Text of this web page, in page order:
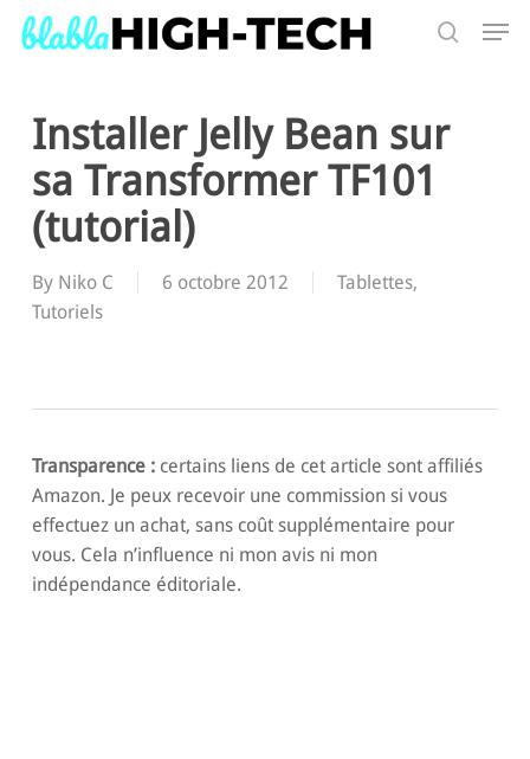
Skip
Installer Jelly Bean sur
sa Transformer TF101
(tutorial)
By Niko C 6 octobre 2012 Tablettes,
Tutoriels
Transparence :certains liens de cet article sont affiliés
Amazon. Je peux recevoir une commission si vous
effectuez un achat, sans coût supplémentaire pour
vous. Cela n’influence ni mon avis ni mon
indépendance éditoriale.